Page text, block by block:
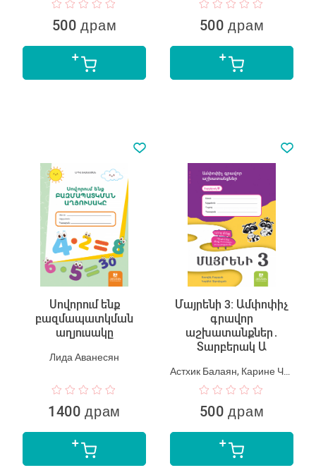
500 драм 500 драм
Սովորում ենք
բազմապատկման
աղյուսակը
Лида Аванесян
1400 драм
Մայրենի 3: Ամփոփիչ
գրավոր
աշխատանքներ․
Տարբերակ Ա
500 драм